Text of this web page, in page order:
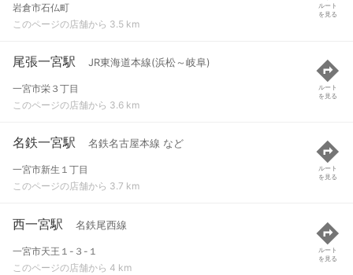
岩倉市石仏町
このページの店舗から 3.5 km
ルート
を見る
尾張一宮駅 JR東海道本線(浜松～岐阜)
一宮市栄３丁目
このページの店舗から 3.6 km
ルート
を見る
名鉄一宮駅 名鉄名古屋本線 など
一宮市新生１丁目
このページの店舗から 3.7 km
ルート
を見る
西一宮駅 名鉄尾西線
一宮市天王１-３-１
このページの店舗から 4 km
ルート
を見る